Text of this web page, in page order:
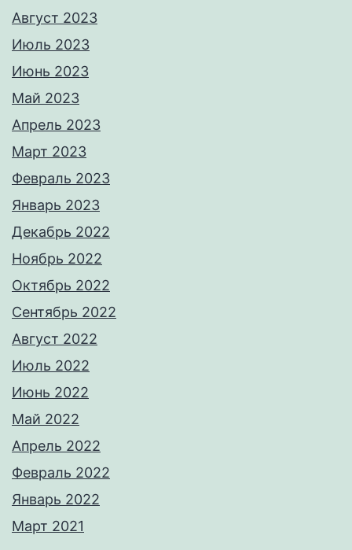
Август 2023
Июль 2023
Июнь 2023
Май 2023
Апрель 2023
Март 2023
Февраль 2023
Январь 2023
Декабрь 2022
Ноябрь 2022
Октябрь 2022
Сентябрь 2022
Август 2022
Июль 2022
Июнь 2022
Май 2022
Апрель 2022
Февраль 2022
Январь 2022
Март 2021